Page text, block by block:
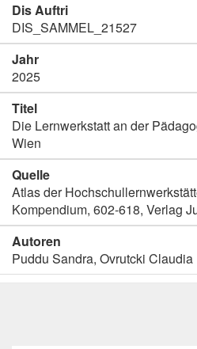
Dis Auftri
DIS_SAMMEL_21527
Jahr
2025
Titel
Die Lernwerkstatt an der
Wien
Quelle
Atlas der
Kompendium, 602-618, Verlag
Autoren
Puddu Sandra, Ovrutcki Claudia